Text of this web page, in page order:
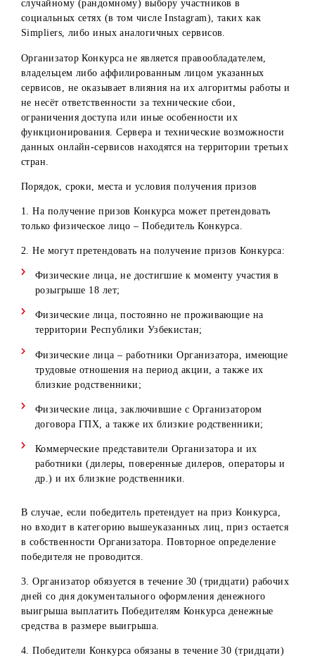
комментарии больше 3 друзей, считается, что он
выполнил условия Конкурса в любом случае.
грубые выражения, нецензурную лексику, гневные
высказывания, оскорбления и т.д.
7. Администраторы аккаунтов Организатора в
сетях вправе отстранять от участия в Конкурсе
при выявлении случаев мошенничества (указание
(одинаковых) аккаунтов, использование фейковых
аккаунтов и т.д.).
8. Победитель конкурса не может изменять свое имя
пользователя в профиле (никнэйм) до момента
приза. В случае изменения имени пользователя до этого
времени, участник лишается права на получение приза.
Информация об онлайн-ресурсах для
определения победителей
Определение победителей Конкурса осуществляется с
использованием онлайн-сервисов по автоматическому и
случайному (рандомному) выбору участников в
социальных сетях (в том числе Instagram), таких как
Simpliers, либо иных аналогичных сервисов.
Организатор Конкурса не является правообладателем,
владельцем либо аффилированным лицом указанных
сервисов, не оказывает влияния на их алгоритмы
ограничения доступа или иные особенности их
функционирования. Сервера и технические возможности
данных онлайн-сервисов находятся на территории
стран.
Порядок, сроки, места и условия получения призов
1. На получение призов Конкурса может претендовать